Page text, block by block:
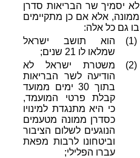
לא יסמיך שר הבריאות סדרן
ממונה, אלא אם כן מתקיימים
בו גם כל אלה:
(1)
הוא תושב ישראל
שמלאו לו 21 שנים;
(2)
משטרת ישראל לא
הודיעה לשר הבריאות
בתוך 30 ימים ממועד
קבלת פרטי המועמד,
כי היא מתנגדת למינויו
כסדרן ממונה מטעמים
הנוגעים לשלום הציבור
וביטחונו לרבות מפאת
עברו הפלילי;